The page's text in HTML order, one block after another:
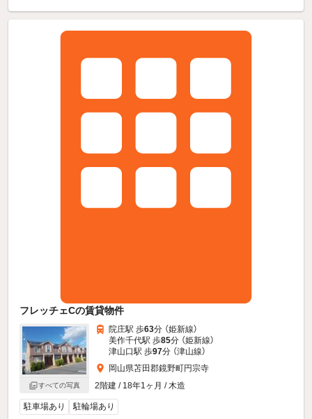
フレッチェCの賃貸物件
すべての写真
院庄駅 歩63分 （姫新線）
美作千代駅 歩85分 （姫新線）
津山口駅 歩97分 （津山線）
岡山県苫田郡鏡野町円宗寺
2階建 / 18年1ヶ月 / 木造
駐車場あり 駐輪場あり